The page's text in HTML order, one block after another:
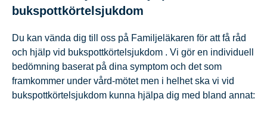
bukspottkörtelsjukdom
Du kan vända dig till oss på Familjeläkaren för att få råd
och hjälp vid bukspottkörtelsjukdom . Vi gör en individuell
bedömning baserat på dina symptom och det som
framkommer under vård-mötet men i helhet ska vi vid
bukspottkörtelsjukdom kunna hjälpa dig med bland annat: